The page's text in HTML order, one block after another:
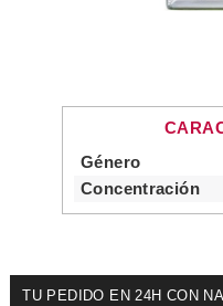
Género
Concentración
TU PEDIDO EN 24H CON